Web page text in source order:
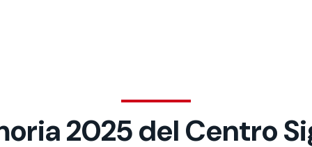
2025 del Centro